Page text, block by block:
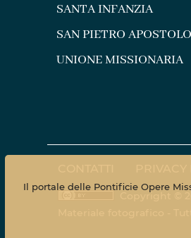
SANTA INFANZIA
SAN PIETRO APOSTOLO
UNIONE MISSIONARIA
Copyright ©
Materiale fotografico -
Il portale delle Pontificie Opere